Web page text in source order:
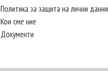
Политика за защита на лични данни
Кои сме ние
Документи